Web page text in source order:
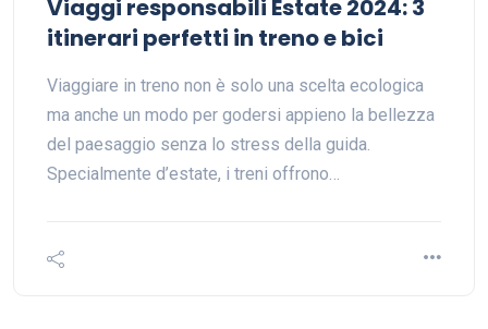
Viaggi responsabili Estate 2024: 3
itinerari perfetti in treno e bici
Viaggiare in treno non è solo una scelta ecologica
ma anche un modo per godersi appieno la bellezza
del paesaggio senza lo stress della guida.
Specialmente d’estate, i treni offrono…